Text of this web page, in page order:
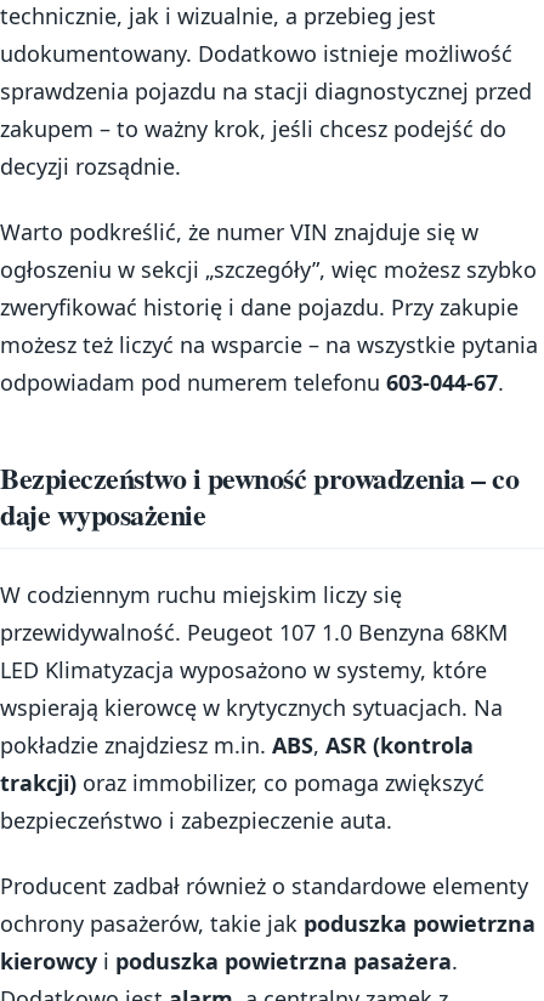
technicznie, jak i wizualnie, a przebieg jest
udokumentowany. Dodatkowo istnieje możliwość
sprawdzenia pojazdu na stacji diagnostycznej przed
zakupem – to ważny krok, jeśli chcesz podejść do
decyzji rozsądnie.
Warto podkreślić, że numer VIN znajduje się w
ogłoszeniu w sekcji „szczegóły”, więc możesz szybko
zweryfikować historię i dane pojazdu. Przy zakupie
możesz też liczyć na wsparcie – na wszystkie pytania
odpowiadam pod numerem telefonu 603-044-67.
Bezpieczeństwo i pewność prowadzenia – co
daje wyposażenie
W codziennym ruchu miejskim liczy się
przewidywalność. Peugeot 107 1.0 Benzyna 68KM
LED Klimatyzacja wyposażono w systemy, które
wspierają kierowcę w krytycznych sytuacjach. Na
pokładzie znajdziesz m.in. ABS, ASR (kontrola
trakcji) oraz immobilizer, co pomaga zwiększyć
bezpieczeństwo i zabezpieczenie auta.
Producent zadbał również o standardowe elementy
ochrony pasażerów, takie jak poduszka powietrzna
kierowcy i poduszka powietrzna pasażera.